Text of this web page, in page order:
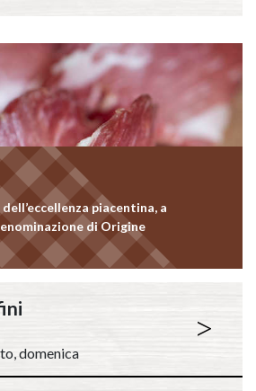
piacentina, a
di Origine
domenica
>